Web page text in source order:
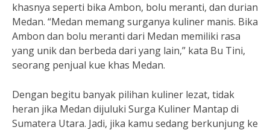
khasnya seperti bika Ambon, bolu meranti, dan durian
Medan. “Medan memang surganya kuliner manis. Bika
Ambon dan bolu meranti dari Medan memiliki rasa
yang unik dan berbeda dari yang lain,” kata Bu Tini,
seorang penjual kue khas Medan.
Dengan begitu banyak pilihan kuliner lezat, tidak
heran jika Medan dijuluki Surga Kuliner Mantap di
Sumatera Utara. Jadi, jika kamu sedang berkunjung ke